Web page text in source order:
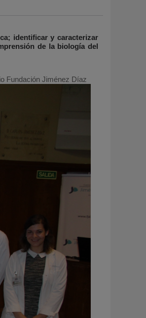
identificar y caracterizar
de la biología del
Fundación Jiménez Díaz